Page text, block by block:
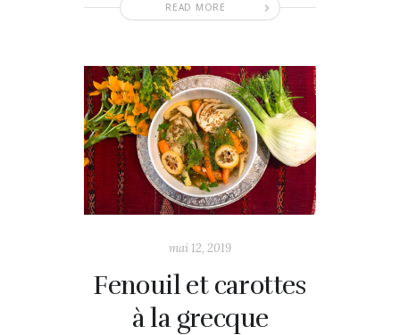
READ MORE
mai 12, 2019
Fenouil et carottes
à la grecque